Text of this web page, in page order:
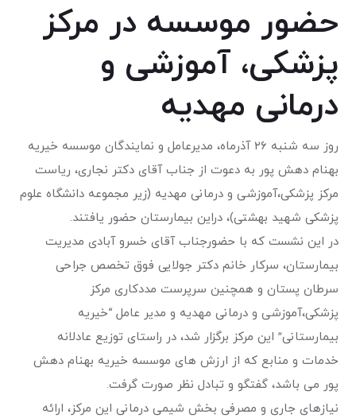
حضور موسسه در مرکز
پزشکی، آموزشی و
درمانی مهدیه
روز سه شنبه ۲۶ آذرماه، مدیرعامل و نمایندگان موسسه خیریه
بهنام دهش پور به دعوت از جناب آقای دکتر نجاری، ریاست
مرکز پزشکی،آموزشی و درمانی مهدیه (زیر مجموعه دانشگاه علوم
پزشکی شهید بهشتی)، دراین بیمارستان حضور یافتند.
در این نشست که با حضورجناب آقای خسرو آبادی مدیریت
بیمارستان، سرکار خانم دکتر جولایی فوق تخصص جراحی
سرطان پستان و همچنین سرپرست مددکاری مرکز
پزشکی،آموزشی و درمانی مهدیه و مدیر عامل “خیریه
بیمارستانی” این مرکز برگزار شد، در راستای توزیع عادلانه
خدمات و منابع که از ارزش های موسسه خیریه بهنام دهش
پور می باشد، گفتگو و تبادل نظر صورت گرفت.
نیازهای جاری و مصرفی بخش شیمی درمانی این مرکز، ارائه